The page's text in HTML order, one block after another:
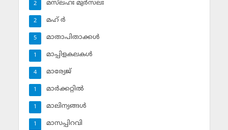
മസ്‌ലഹഃ മുര്‍സലഃ
2
മഹ് ര്‍
2
മാതാപിതാക്കള്‍
5
മാപ്പിളകലകള്‍
1
മാര്യേജ്
4
മാര്‍ക്കറ്റില്‍
1
മാലിന്യങ്ങള്‍
1
മാസപ്പിറവി
1